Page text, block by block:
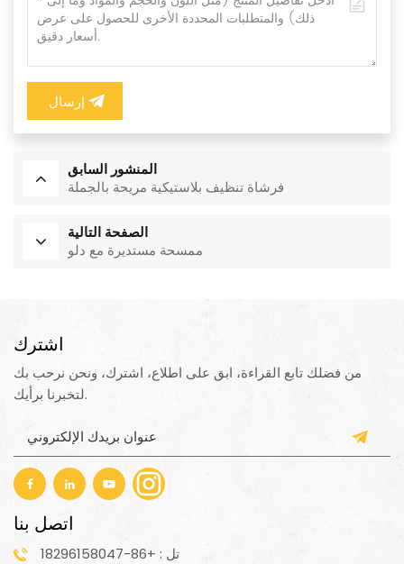
إرسال
المنشور السابق
فرشاة تنظيف بلاستيكية مريحة بالجملة
الصفحة التالية
ممسحة مستديرة مع دلو
اشترك
من فضلك تابع القراءة، ابق على اطلاع، اشترك، ونحن نرحب بك
لتخبرنا برأيك.
اتصل بنا
تل : +86-18296158047